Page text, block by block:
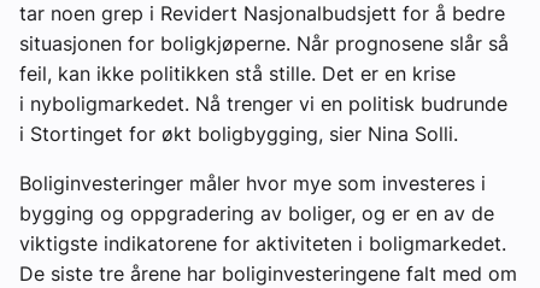
tar noen grep i Revidert Nasjonalbudsjett for å bedre
situasjonen for boligkjøperne. Når prognosene slår så
feil, kan ikke politikken stå stille. Det er en krise
i nyboligmarkedet. Nå trenger vi en politisk budrunde
i Stortinget for økt boligbygging, sier Nina Solli.
Boliginvesteringer måler hvor mye som investeres i
bygging og oppgradering av boliger, og er en av de
viktigste indikatorene for aktiviteten i boligmarkedet.
De siste tre årene har boliginvesteringene falt med om